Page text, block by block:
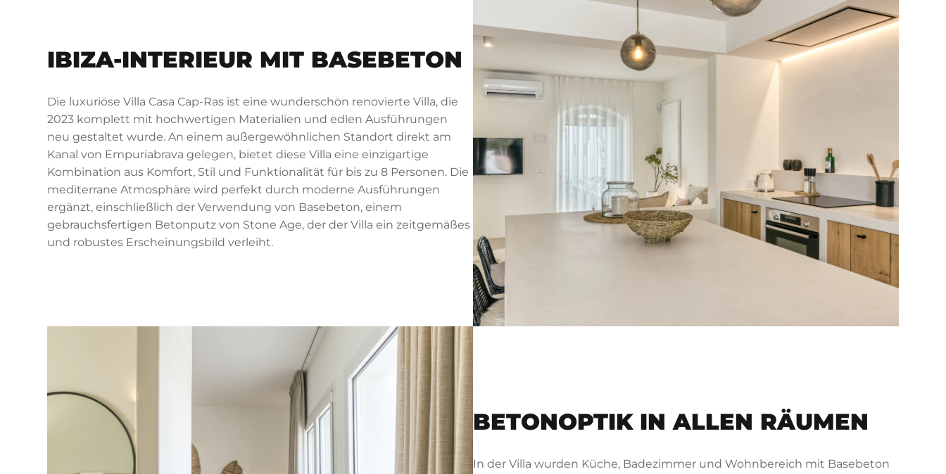
IBIZA-INTERIEUR MIT BASEBETON
Die luxuriöse Villa Casa Cap-Ras ist eine wunderschön renovierte Villa, die
2023 komplett mit hochwertigen Materialien und edlen Ausführungen
neu gestaltet wurde. An einem außergewöhnlichen Standort direkt am
Kanal von Empuriabrava gelegen, bietet diese Villa eine einzigartige
Kombination aus Komfort, Stil und Funktionalität für bis zu 8 Personen. Die
mediterrane Atmosphäre wird perfekt durch moderne Ausführungen
ergänzt, einschließlich der Verwendung von Basebeton, einem
gebrauchsfertigen Betonputz von Stone Age, der der Villa ein zeitgemäßes
und robustes Erscheinungsbild verleiht.
BETONOPTIK IN ALLEN RÄUMEN
In der Villa wurden Küche, Badezimmer und Wohnbereich mit Basebeton